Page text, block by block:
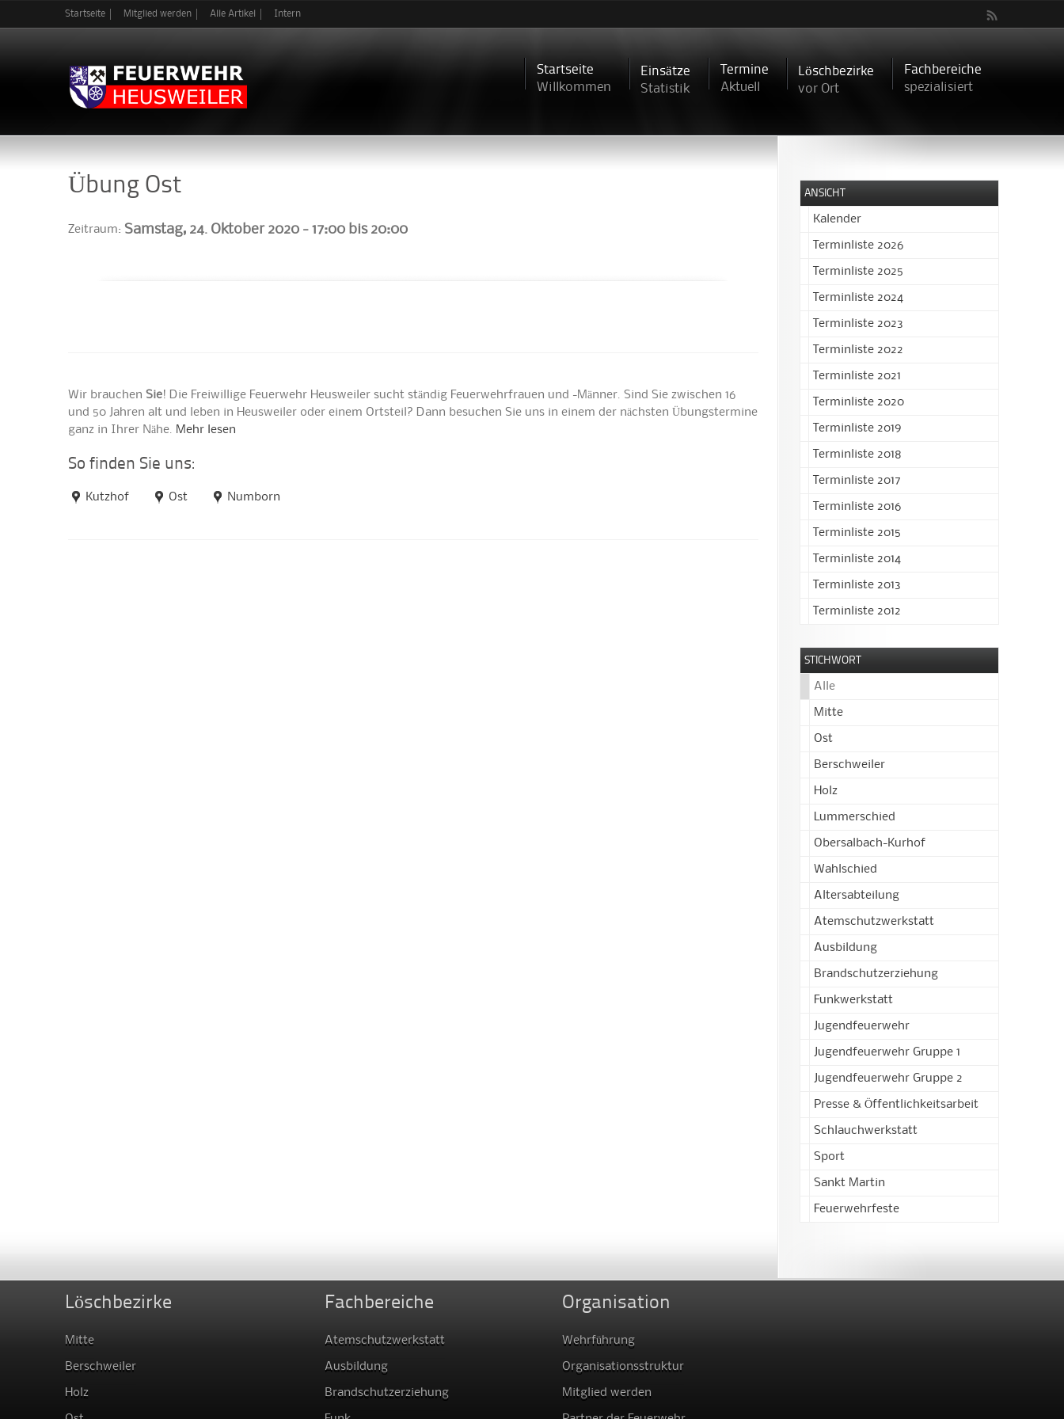
zum
Startseite Mitglied werden Alle Artikel Intern
Startseite
Willkommen
Einsätze
Statistik
Termine
Aktuell
Löschbezirke
vor Ort
Fachbereiche
spezialisiert
Übung Ost
Zeitraum: Samstag, 24. Oktober 2020 -17:00 bis 20:00
Wir brauchenSie! Die Freiwillige Feuerwehr Heusweiler sucht ständig Feuerwehrfrauen und -Männer. Sind Sie zwischen 16
und 50 Jahren alt und leben in Heusweiler oder einem Ortsteil? Dann besuchen Sie uns in einem der nächsten Übungstermine
ganz in Ihrer Nähe.
Mehr lesen
So finden Sie uns:
Kutzhof Ost Numborn
ANSICHT
Kalender
Terminliste 2026
Terminliste 2025
Terminliste 2024
Terminliste 2023
Terminliste 2022
Terminliste 2021
Terminliste 2020
Terminliste 2019
Terminliste 2018
Terminliste 2017
Terminliste 2016
Terminliste 2015
Terminliste 2014
Terminliste 2013
Terminliste 2012
STICHWORT
Alle
Mitte
Ost
Berschweiler
Holz
Lummerschied
Obersalbach-Kurhof
Wahlschied
Altersabteilung
Atemschutzwerkstatt
Ausbildung
Brandschutzerziehung
Funkwerkstatt
Jugendfeuerwehr
Jugendfeuerwehr Gruppe 1
Jugendfeuerwehr Gruppe 2
Presse & Öffentlichkeitsarbeit
Schlauchwerkstatt
Sport
Sankt Martin
Feuerwehrfeste
Löschbezirke
Mitte
Berschweiler
Holz
Fachbereiche
Atemschutzwerkstatt
Ausbildung
Brandschutzerziehung
Organisation
Wehrführung
Organisationsstruktur
Mitglied werden